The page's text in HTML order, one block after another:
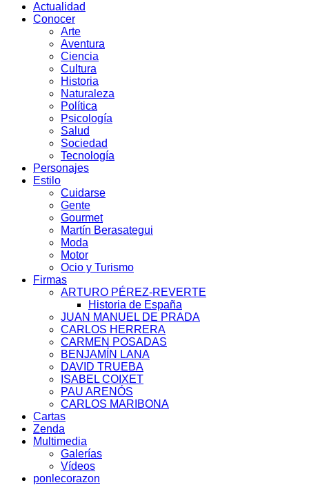
Actualidad
Conocer
Arte
Aventura
Ciencia
Cultura
Historia
Naturaleza
Política
Psicología
Salud
Sociedad
Tecnología
Personajes
Estilo
Cuidarse
Gente
Gourmet
Martín Berasategui
Moda
Motor
Ocio y Turismo
Firmas
ARTURO PÉREZ-REVERTE
Historia de España
JUAN MANUEL DE PRADA
CARLOS HERRERA
CARMEN POSADAS
BENJAMÍN LANA
DAVID TRUEBA
ISABEL COIXET
PAU ARENÓS
CARLOS MARIBONA
Cartas
Zenda
Multimedia
Galerías
Vídeos
ponlecorazon